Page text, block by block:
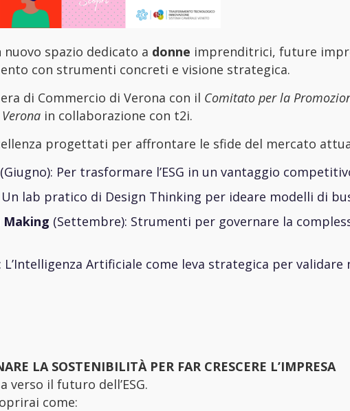
nuovo spazio dedicato a donne imprenditrici, future
con strumenti concreti e visione strategica.
di Commercio di Verona con il Comitato per la
in collaborazione con t2i.
progettati per affrontare le sfide del mercato
(Giugno): Per trasformare l’ESG in un vantaggio
Un lab pratico di Design Thinking per ideare modelli di
Making (Settembre): Strumenti per governare la
Artificiale come leva strategica per validare
LA SOSTENIBILITÀ PER FAR CRESCERE L’IMPRESA
il futuro dell’ESG.
come: